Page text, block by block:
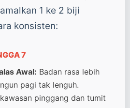
1 ke 2 biji
konsisten:
7
Awal: Badan rasa lebih
pagi tak lenguh.
pinggang dan tumit